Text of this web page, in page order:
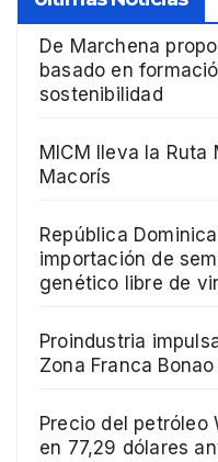
De Marchena
basado en
sostenibilidad
MICM lleva la Ruta
Macorís
República
importación de
genético libre de
Proindustria
Zona Franca Bonao
Precio del petróleo
en 77,29 dólares